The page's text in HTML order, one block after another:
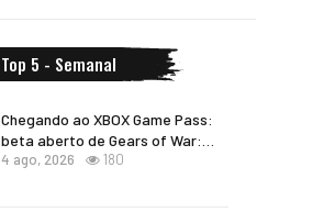
Top 5 - Semanal
Chegando ao XBOX Game Pass:
beta aberto de Gears of War:…
4 ago, 2026 180